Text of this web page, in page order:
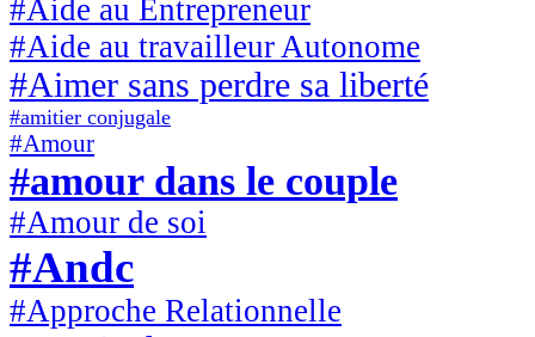
#Aide au Entrepreneur
#Aide au travailleur Autonome
#Aimer sans perdre sa liberté
#amitier conjugale
#Amour
#amour dans le couple
#Amour de soi
#Andc
#Approche Relationnelle